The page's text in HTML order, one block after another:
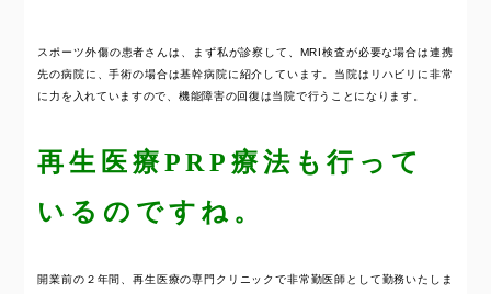
スポーツ外傷の患者さんは、まず私が診察して、MRI検査が必要な場合は連携
先の病院に、手術の場合は基幹病院に紹介しています。当院はリハビリに非常
に力を入れていますので、機能障害の回復は当院で行うことになります。
再生医療PRP療法も行って
いるのですね。
開業前の２年間、再生医療の専門クリニックで非常勤医師として勤務いたしま